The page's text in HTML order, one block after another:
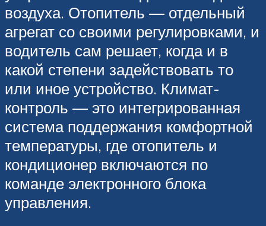
воздуха. Отопитель — отдельный
агрегат со своими регулировками, и
водитель сам решает, когда и в
какой степени задействовать то
или иное устройство. Климат-
контроль — это интегрированная
система поддержания комфортной
температуры, где отопитель и
кондиционер включаются по
команде электронного блока
управления.